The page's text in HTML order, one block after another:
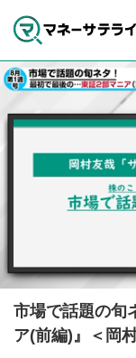
市場で話題の旬
ア(前編)』＜岡